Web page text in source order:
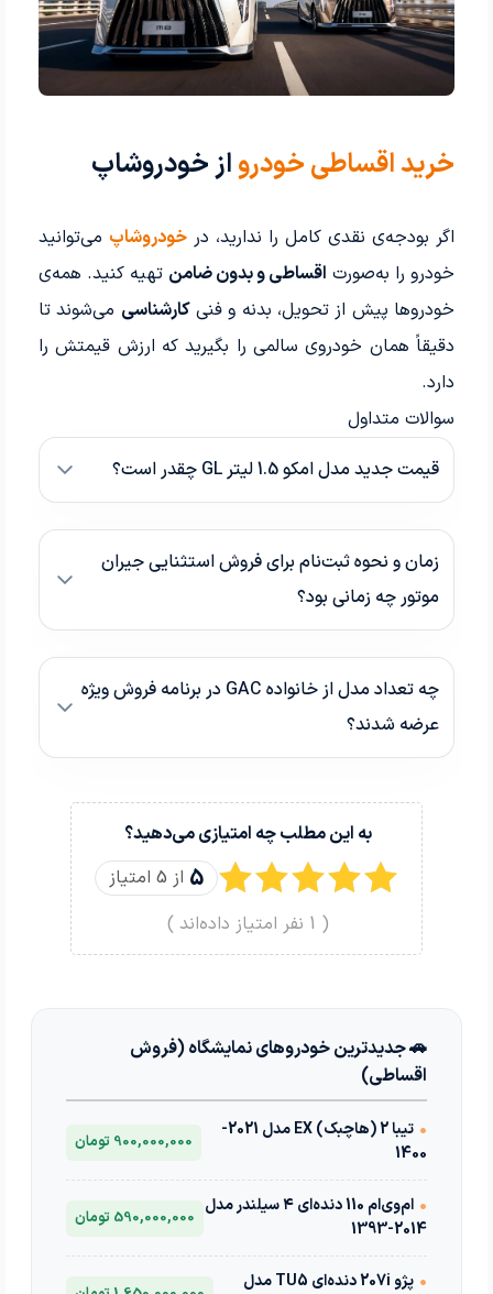
خرید اقساطی خودرواز خودروشاپ
اگر بودجه‌ی نقدی کامل را ندارید، درخودروشاپ می‌توانید
خودرو را به‌صورت اقساطی و بدون ضامن تهیه کنید. همه‌ی
خودروها پیش از تحویل، بدنه و فنیکارشناسی می‌شوند تا
دقیقاً همان خودروی سالمی را بگیرید که ارزش قیمتش را
دارد.
سوالات متداول
قیمت جدید مدل امکو 1.5 لیتر GL چقدر است؟
زمان و نحوه ثبت‌نام برای فروش استثنایی جیران
موتور چه زمانی بود؟
چه تعداد مدل از خانواده GAC در برنامه فروش ویژه
عرضه شدند؟
به این مطلب چه امتیازی می‌دهید؟
5 از 5 امتیاز
(
1 نفر امتیاز داده‌اند )
🚗 جدیدترین خودروهای نمایشگاه (فروش
اقساطی)
•
تیبا 2 (هاچبک) EX مدل 2021-
1400
900,000,000 تومان
•
ام‌وی‌ام 110 دنده‌ای ۴ سیلندر مدل
2014-1393
590,000,000 تومان
• پژو 207i دنده‌ای TU5 مدل